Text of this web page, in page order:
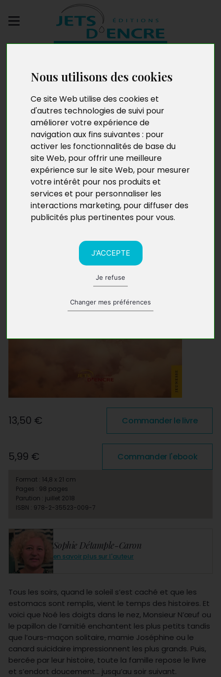
Nous utilisons des cookies
Ce site Web utilise des cookies et
d'autres technologies de suivi pour
améliorer votre expérience de
navigation aux fins suivantes : pour
activer les fonctionnalités de base du
site Web, pour offrir une meilleure
expérience sur le site Web, pour mesurer
votre intérêt pour nos produits et
services et pour personnaliser les
interactions marketing, pour diffuser des
publicités plus pertinentes pour vous.
J'ACCEPTE
Je refuse
Changer mes préférences
Un soir une histoire -
pour toute la famille !
Sophie Détample-Caron
en savoir plus sur l'auteur
Tous les soirs, quand le soleil s’est caché et que les
estomacs sont remplis, vient le temps des histoires. Et
voici que Noé les doigts dans le nez, Monsieur N’œuf ou
le papillon de l’amitié enchantent les plus petits tandis
que l’ours-maçon solitaire, mamie Joséphine ou le
canard suicidaire impressionnent les plus grands. Puis,
bercée par leur histoire, toute la famille repose le livre
et s’endort doucement… jusqu’au soir suivant.
13,50 € Commander le livre
5,99 € Commander l'ebook
Format : 14,8 x 21 cm
Pages : 98 pages
Parution : juillet 2018
ISBN : 978-2-35523-009-7